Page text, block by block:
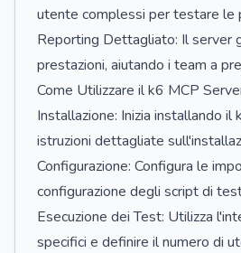
utente complessi per testare le
Reporting Dettagliato: Il server
prestazioni, aiutando i team a
Come Utilizzare il k6 MCP
Installazione: Inizia installando
istruzioni dettagliate
Configurazione: Configura le
configurazione degli script di
Esecuzione dei Test: Utilizza
specifici e definire il numero di